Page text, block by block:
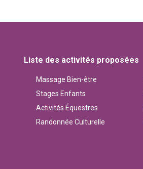
Liste des activités proposées
Massage Bien-être
Stages Enfants
Activités Équestres
Randonnée Culturelle